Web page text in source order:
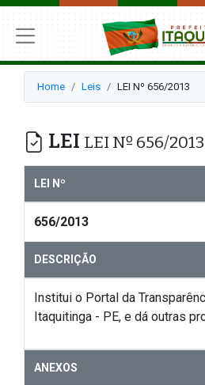
Home Leis LEI Nº 656/2013
LEI LEI Nº 656/2013
LEI Nº
656/2013
DESCRIÇÃO
Institui o Portal da
Itaquitinga - PE, e dá outras
ANEXOS